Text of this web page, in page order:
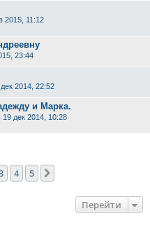
2015, 11:12
23:44
2014, 22:52
и Марка.
19 дек 2014, 10:28
4 5
Перейти